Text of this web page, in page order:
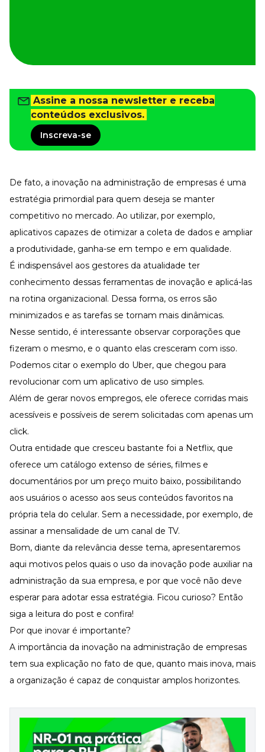
Todos os Cursos
Explore o nosso acervo
Departamento Pessoal
Eleve os resultados da organização
Gestão de Pessoas e Liderança
Capacitação com especialistas
Recursos Humanos
Fortaleça a cultura organizacional
Treinamento de Produto
Desenvolva a sua equipe
Materiais Gratuitos
Materiais Gratuitos
Todos os Materiais Gratuitos
Confira nossos materiais
E-book
Ferramentas e Templates
Para agilizar o seu trabalho
Conteúdo prático e rápido
Kits
Materiais centralizados
Lives
Newsletters
Assine a nossa newsletter e receba
conteúdos exclusivos.
Inscreva-se
De fato, a inovação na administração de empresas é uma
estratégia primordial para quem deseja se manter
competitivo no mercado. Ao utilizar, por exemplo,
aplicativos capazes de otimizar a coleta de dados e ampliar
a produtividade, ganha-se em tempo e em qualidade.
É indispensável aos gestores da atualidade ter
conhecimento dessas ferramentas de inovação e aplicá-las
na rotina organizacional. Dessa forma, os erros são
minimizados e as tarefas se tornam mais dinâmicas.
Nesse sentido, é interessante observar corporações que
fizeram o mesmo, e o quanto elas cresceram com isso.
Podemos citar o exemplo do Uber, que chegou para
revolucionar com um aplicativo de uso simples.
Além de gerar novos empregos, ele oferece corridas mais
acessíveis e possíveis de serem solicitadas com apenas um
click.
Outra entidade que cresceu bastante foi a Netflix, que
oferece um catálogo extenso de séries, filmes e
documentários por um preço muito baixo, possibilitando
aos usuários o acesso aos seus conteúdos favoritos na
própria tela do celular. Sem a necessidade, por exemplo, de
assinar a mensalidade de um canal de TV.
Bom, diante da relevância desse tema, apresentaremos
aqui motivos pelos quais o uso da inovação pode auxiliar na
administração da sua empresa, e por que você não deve
esperar para adotar essa estratégia. Ficou curioso? Então
siga a leitura do post e confira!
Por que inovar é importante?
A importância da inovação na administração de empresas
tem sua explicação no fato de que, quanto mais inova, mais
a organização é capaz de conquistar amplos horizontes.